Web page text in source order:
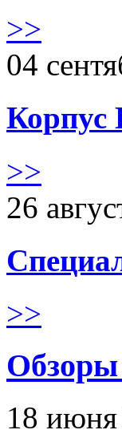
>>
04
Корпус
>>
26
>>
18